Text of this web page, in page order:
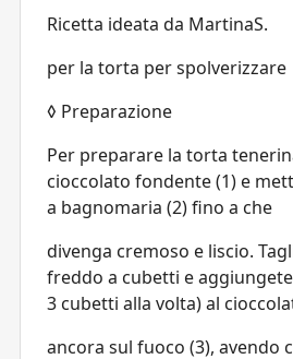
Ricetta ideata da MartinaS.
per la torta per spolverizzare
◊ Preparazione
Per preparare la torta
cioccolato fondente (1) e
a bagnomaria (2) fino a che
divenga cremoso e liscio.
freddo a cubetti e
3 cubetti alla volta) al
ancora sul fuoco (3), avendo